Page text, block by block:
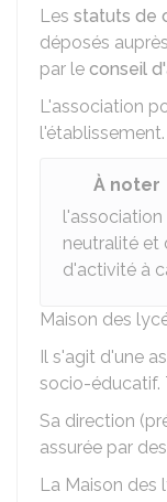
Les statuts de
déposés
par le conseil
L'association
l'établissement.
À noter
neutralité et
d'activité à
Maison des
Il s'agit d'une
socio-éducatif.
Sa direction
assurée par
La Maison des